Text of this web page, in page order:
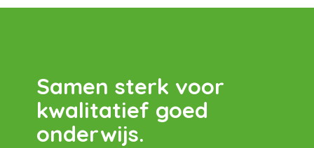
Samen sterk voor
kwalitatief goed
onderwijs.